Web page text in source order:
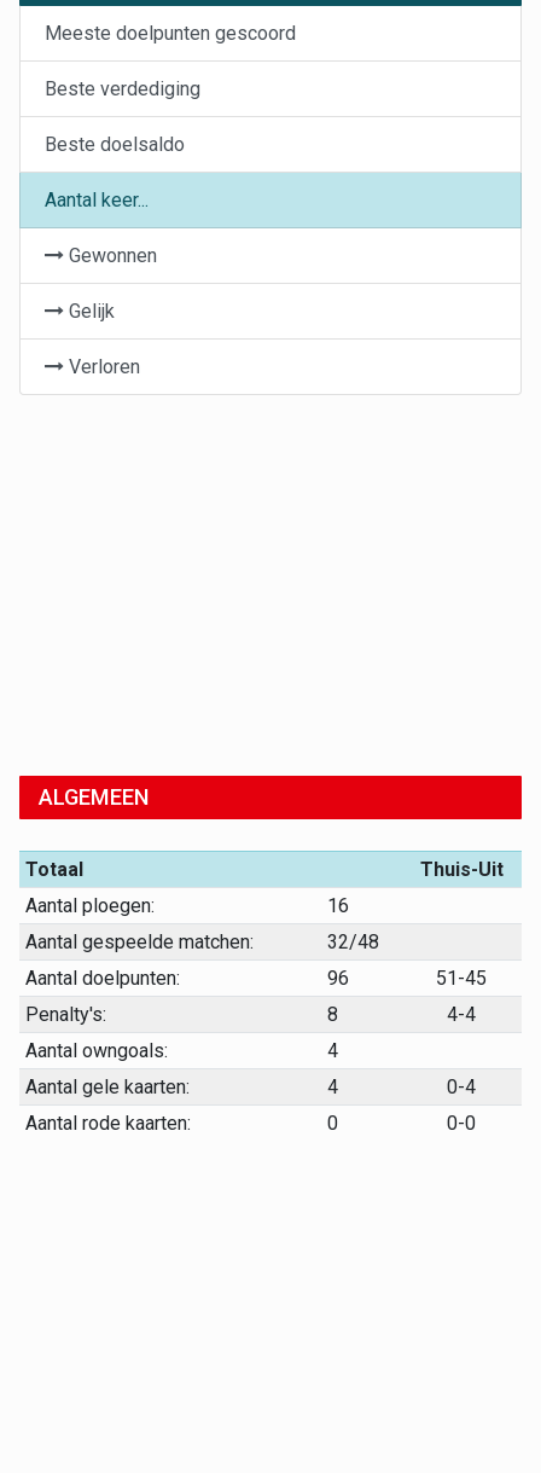
Meeste doelpunten gescoord
Beste verdediging
Beste doelsaldo
Aantal keer...
Gewonnen
Gelijk
Verloren
ALGEMEEN
Totaal
Thuis-Uit
Aantal ploegen:
16
Aantal gespeelde matchen:
32/48
Aantal doelpunten:
96
51-45
Penalty's:
8
4-4
Aantal owngoals:
4
Aantal gele kaarten:
4
0-4
Aantal rode kaarten:
0 0-0